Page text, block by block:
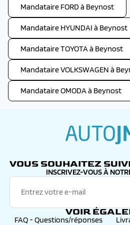
Mandataire FORD à Beynost
Mandataire HYUNDAI à Beynost
Mandataire TOYOTA à Beynost
Mandataire VOLKSWAGEN à
Mandataire OMODA à Beynost
VOUS SOUHAITEZ
INSCRIVEZ-VOUS À
VOIR
FAQ - Questions/réponses